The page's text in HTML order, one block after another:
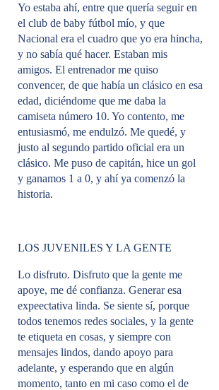
Yo estaba ahí, entre que quería seguir en
el club de baby fútbol mío, y que
Nacional era el cuadro que yo era hincha,
y no sabía qué hacer. Estaban mis
amigos. El entrenador me quiso
convencer, de que había un clásico en esa
edad, diciéndome que me daba la
camiseta número 10. Yo contento, me
entusiasmó, me endulzó. Me quedé, y
justo al segundo partido oficial era un
clásico. Me puso de capitán, hice un gol
y ganamos 1 a 0, y ahí ya comenzó la
historia.
LOS JUVENILES Y LA GENTE
Lo disfruto. Disfruto que la gente me
apoye, me dé confianza. Generar esa
expeectativa linda. Se siente sí, porque
todos tenemos redes sociales, y la gente
te etiqueta en cosas, y siempre con
mensajes lindos, dando apoyo para
adelante, y esperando que en algún
momento, tanto en mi caso como el de